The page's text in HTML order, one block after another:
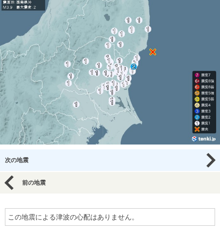
次の地震
前の地震
この地震による津波の心配はありません。